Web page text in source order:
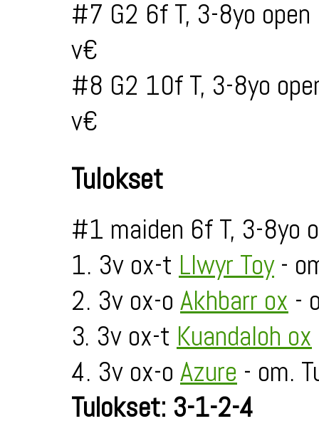
#7 G2 6f T, 3-8yo
v€
#8 G2 10f T, 3-8yo
v€
Tulokset
#1 maiden 6f T, 3-
1. 3v ox-t Llwyr Toy-
2. 3v ox-o Akhbarr ox -
3. 3v ox-t Kuandaloh ox
4. 3v ox-o Azure - om.
Tulokset: 3-1-2-4